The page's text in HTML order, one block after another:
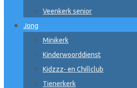
Veenkerk senior
Jong
Minikerk
Kinderwoorddienst
Kidzzz- en Chillclub
Tienerkerk